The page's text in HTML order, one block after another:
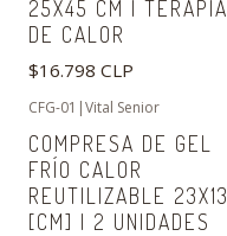
25X45 CM | TERAPIA
DE CALOR
$16.798 CLP
CFG-01 |Vital Senior
COMPRESA DE GEL
FRÍO CALOR
REUTILIZABLE 23X13
[CM] | 2 UNIDADES